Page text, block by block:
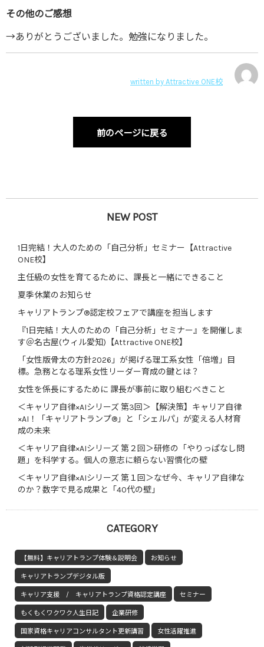
その他のご感想
→ありがとうございました。勉強になりました。
written by Attractive ONE校
前のページに戻る
NEW POST
1日完結！大人のための「自己分析」セミナー【Attractive
ONE校】
主任級の女性を育てるために、課長と一緒にできること
夏季休業のお知らせ
キャリアトランプ®認定校フェアで講座を担当します
『1日完結！大人のための「自己分析」セミナー』を開催しま
す＠名古屋(ウィル愛知)【Attractive ONE校】
「女性版骨太の方針2026」が掲げる理工系女性「倍増」目
標。急務となる理系女性リーダー育成の鍵とは？
女性を係長にするために 課長が事前に取り組むべきこと
＜キャリア自律×AIシリーズ 第3回＞【解決策】キャリア自律
×AI！「キャリアトランプ®」と「シェルパ」が変える人材育
成の未来
＜キャリア自律×AIシリーズ 第２回＞研修の「やりっぱなし問
題」を科学する。個人の意志に頼らない習慣化の壁
＜キャリア自律×AIシリーズ 第１回＞なぜ今、キャリア自律な
のか？数字で見る成果と「40代の壁」
CATEGORY
【無料】キャリアトランプ体験＆説明会 お知らせ
キャリアトランプデジタル版
キャリア支援 / キャリアトランプ資格認定講座 セミナー
もくもくワクワク人生日記 企業研修
国家資格キャリアコンサルタント更新講習 女性活躍推進